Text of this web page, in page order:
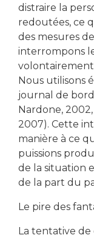
distraire la
redoutées, ce
des mesures
interrompons
volontairement
Nous utilisons
journal de bord
Nardone,
2007). Cette
manière à ce
puissions
de la situation
de la part du
Le pire des
La tentative